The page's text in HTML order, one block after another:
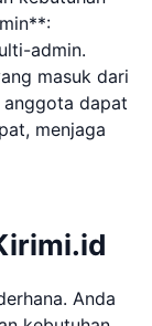
admin.
masuk dari
dapat
menjaga
Anda